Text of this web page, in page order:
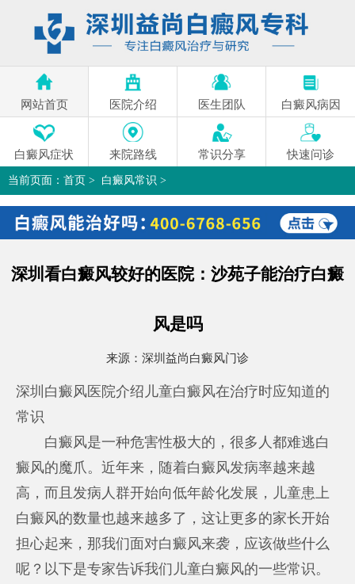
网站首页 医院介绍 医生团队 白癜风病因
白癜风症状 来院路线 常识分享 快速问诊
当前页面： 首页 > 白癜风常识 >
深圳看白癜风较好的医院：沙苑子能治疗白癜风是吗>
深圳看白癜风较好的医院：沙苑子能治疗白癜
风是吗
来源： 深圳益尚白癜风门诊
深圳白癜风医院介绍儿童白癜风在治疗时应知道的
常识
白癜风是一种危害性极大的，很多人都难逃白
癜风的魔爪。近年来，随着白癜风发病率越来越
高，而且发病人群开始向低年龄化发展，儿童患上
白癜风的数量也越来越多了，这让更多的家长开始
担心起来，那我们面对白癜风来袭，应该做些什么
呢？以下是专家告诉我们儿童白癜风的一些常识。